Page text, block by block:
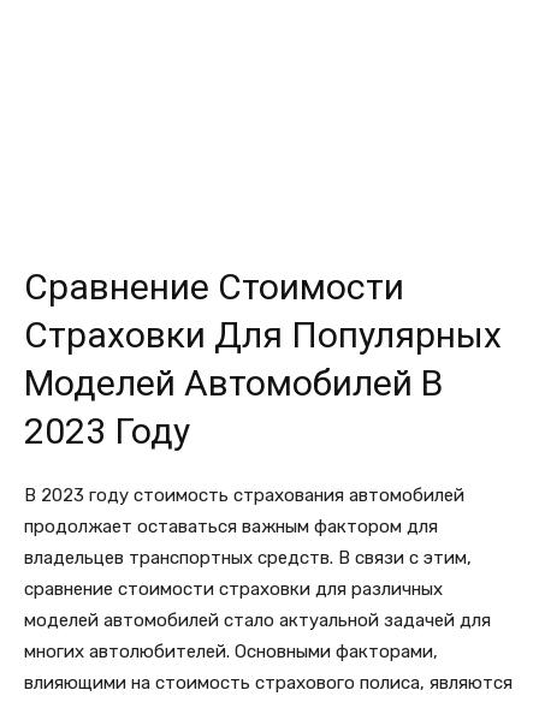
Сравнение Стоимости
Страховки Для Популярных
Моделей Автомобилей В
2023 Году
В 2023 году стоимость страхования автомобилей
продолжает оставаться важным фактором для
владельцев транспортных средств. В связи с этим,
сравнение стоимости страховки для различных
моделей автомобилей стало актуальной задачей для
многих автолюбителей. Основными факторами,
влияющими на стоимость страхового полиса, являются